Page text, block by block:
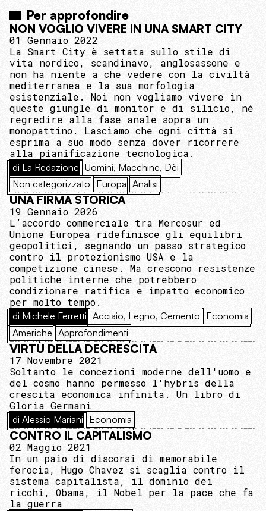
Per approfondire
NON VOGLIO VIVERE IN UNA SMART CITY
01 Gennaio 2022
La Smart City è settata sullo stile di
vita nordico, scandinavo, anglosassone e
non ha niente a che vedere con la civiltà
mediterranea e la sua morfologia
esistenziale. Noi non vogliamo vivere in
queste giungle di monitor e di silicio, né
regredire alla fase anale sopra un
monopattino. Lasciamo che ogni città si
esprima a suo modo senza dover ricorrere
alla pianificazione tecnologica.
di La Redazione Uomini, Macchine, Dèi
Non categorizzato Europa Analisi
UNA FIRMA STORICA
19 Gennaio 2026
L’accordo commerciale tra Mercosur ed
Unione Europea ridefinisce gli equilibri
geopolitici, segnando un passo strategico
contro il protezionismo USA e la
competizione cinese. Ma crescono resistenze
politiche interne che potrebbero
condizionare ratifica e impatto economico
per molto tempo.
di Michele Ferretti Acciaio, Legno, Cemento Economia
Americhe Approfondimenti
VIRTÙ DELLA DECRESCITA
17 Novembre 2021
Soltanto le concezioni moderne dell'uomo e
del cosmo hanno permesso l'hybris della
crescita economica infinita. Un libro di
Gloria Germani
di Alessio Mariani Economia
CONTRO IL CAPITALISMO
02 Maggio 2021
In un paio di discorsi di memorabile
ferocia, Hugo Chavez si scaglia contro il
sistema capitalista, il dominio dei
ricchi, Obama, il Nobel per la pace che fa
la guerra